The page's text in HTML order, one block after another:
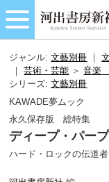
ジャンル:文藝別冊 ｜
｜芸術・芸能 ＞音楽
シリーズ:文藝別冊
KAWADE夢ムック
永久保存版 総特集
ディープ・パー
ハード・ロックの伝道